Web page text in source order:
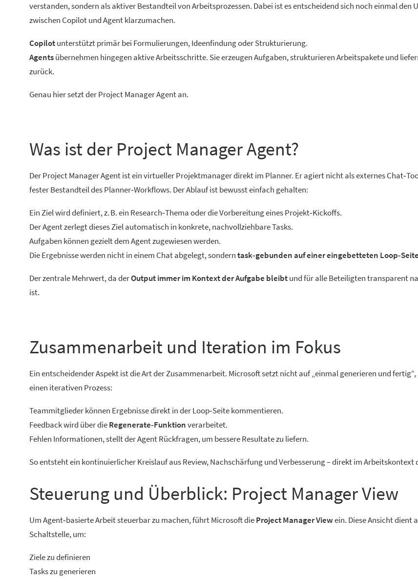
verstanden, sondern als aktiver Bestandteil von Arbeitsprozessen. Dabei ist es entscheidend sich noch einmal den
zwischen Copilot und Agent klarzumachen.
Copilotunterstützt primär bei Formulierungen, Ideenfindung oder Strukturierung.
Agentsübernehmen hingegen aktive Arbeitsschritte. Sie erzeugen Aufgaben, strukturieren Arbeitspakete und
zurück.
Genau hier setzt der Project Manager Agent an.
Was ist der Project Manager Agent?
Der Project Manager Agent ist ein virtueller Projektmanager direkt im Planner. Er agiert nicht als externes
fester Bestandteil des Planner‑Workflows. Der Ablauf ist bewusst einfach gehalten:
Ein Ziel wird definiert, z. B. ein Research‑Thema oder die Vorbereitung eines Projekt‑Kickoffs.
Der Agent zerlegt dieses Ziel automatisch in konkrete, nachvollziehbare Tasks.
Aufgaben können gezielt dem Agent zugewiesen werden.
Die Ergebnisse werden nicht in einem Chat abgelegt, sonderntask‑gebunden auf einer eingebetteten Loop‑Seite
Der zentrale Mehrwert, da derOutput immer im Kontext der Aufgabe bleibtund für alle Beteiligten transparent
ist.
Zusammenarbeit und Iteration im Fokus
Ein entscheidender Aspekt ist die Art der Zusammenarbeit. Microsoft setzt nicht auf „einmal generieren und
einen iterativen Prozess:
Teammitglieder können Ergebnisse direkt in der Loop‑Seite kommentieren.
Feedback wird über dieRegenerate‑Funktionverarbeitet.
Fehlen Informationen, stellt der Agent Rückfragen, um bessere Resultate zu liefern.
So entsteht ein kontinuierlicher Kreislauf aus Review, Nachschärfung und Verbesserung – direkt im Arbeitskontext
Steuerung und Überblick: Project Manager View
Um Agent‑basierte Arbeit steuerbar zu machen, führt Microsoft dieProject Manager Viewein. Diese Ansicht dient
Schaltstelle, um:
Ziele zu definieren
Tasks zu generieren